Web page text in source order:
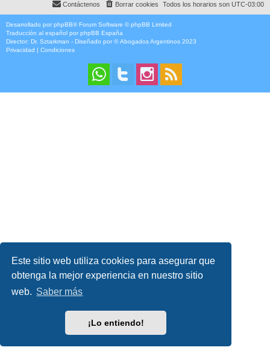
Este sitio web utiliza cookies para asegurar que
obtenga la mejor experiencia en nuestro sitio
web. Saber más
¡Lo entiendo!
Todos los horarios son UTC-03:00
Borrar cookies
Contáctenos
Desarrollado por phpBB® Forum Software © phpBB Limited
Traducción al español por phpBB España
Director: Dr. Sztarkman - Diseñado por ©Abogados Argentinos 2023
Privacidad | Condiciones